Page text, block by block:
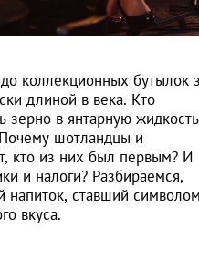
коллекционных бутылок
длиной в века. Кто
зерно в янтарную жидкость
шотландцы и
кто из них был первым? И
и налоги? Разбираемся,
напиток, ставший
вкуса.